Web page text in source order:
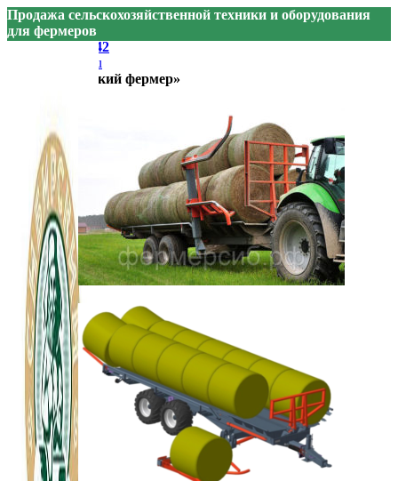
Продажа сельскохозяйственной техники и оборудования
для фермеров
+7 905 074-74-42
sibfermer@bk.ru
ООО «Сибирский фермер»